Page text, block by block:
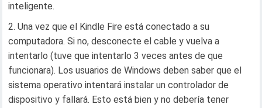
inteligente.
Una vez que el Kindle Fire está conectado a su
computadora. Si no, desconecte el cable y vuelva a
intentarlo (tuve que intentarlo 3 veces antes de que
funcionara). Los usuarios de Windows deben saber que el
sistema operativo intentará instalar un controlador de
dispositivo y fallará. Esto está bien y no debería tener